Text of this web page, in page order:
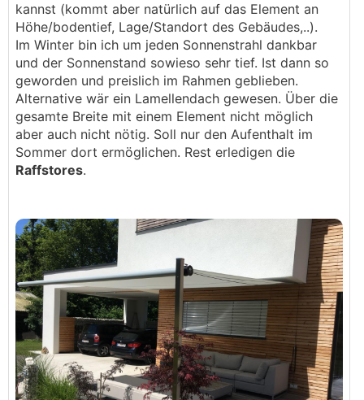
kannst (kommt aber natürlich auf das Element an
Höhe/bodentief, Lage/Standort des Gebäudes,..).
Im Winter bin ich um jeden Sonnenstrahl dankbar
und der Sonnenstand sowieso sehr tief. Ist dann so
geworden und preislich im Rahmen geblieben.
Alternative wär ein Lamellendach gewesen. Über die
gesamte Breite mit einem Element nicht möglich
aber auch nicht nötig. Soll nur den Aufenthalt im
Sommer dort ermöglichen. Rest erledigen die
Raffstores.